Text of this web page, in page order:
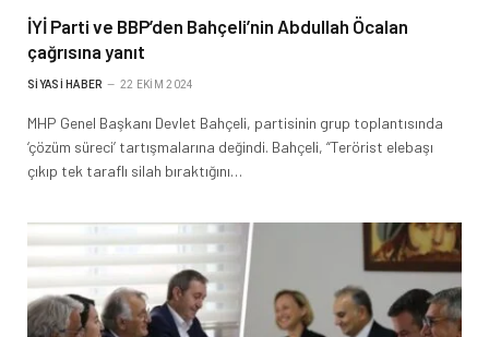
İYİ Parti ve BBP’den Bahçeli’nin Abdullah Öcalan
çağrısına yanıt
SIYASI HABER 22 EKIM 2024
MHP Genel Başkanı Devlet Bahçeli, partisinin grup toplantısında
‘çözüm süreci’ tartışmalarına değindi. Bahçeli, “Terörist elebaşı
çıkıp tek taraflı silah bıraktığını…